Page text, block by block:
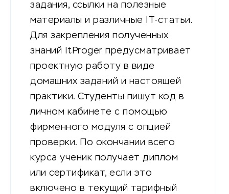
задания, ссылки на полезные
материалы и различные IT-статьи.
Для закрепления полученных
знаний ItProger предусматривает
проектную работу в виде
домашних заданий и настоящей
практики. Студенты пишут код в
личном кабинете с помощью
фирменного модуля с опцией
проверки. По окончании всего
курса ученик получает диплом
или сертификат, если это
включено в текущий тарифный